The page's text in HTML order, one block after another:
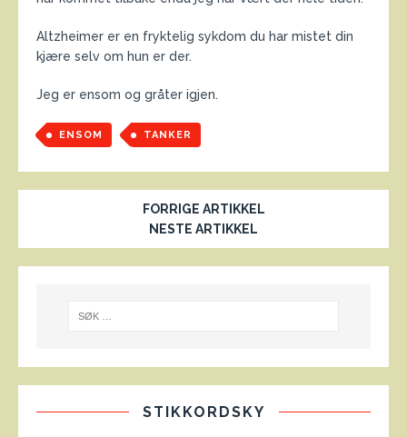
Altzheimer er en fryktelig sykdom du har mistet din
kjære selv om hun er der.
Jeg er ensom og gråter igjen.
ENSOM TANKER
FORRIGE ARTIKKEL
NESTE ARTIKKEL
STIKKORDSKY